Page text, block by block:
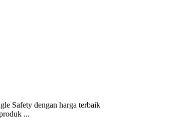
Safety dengan harga terbaik
...